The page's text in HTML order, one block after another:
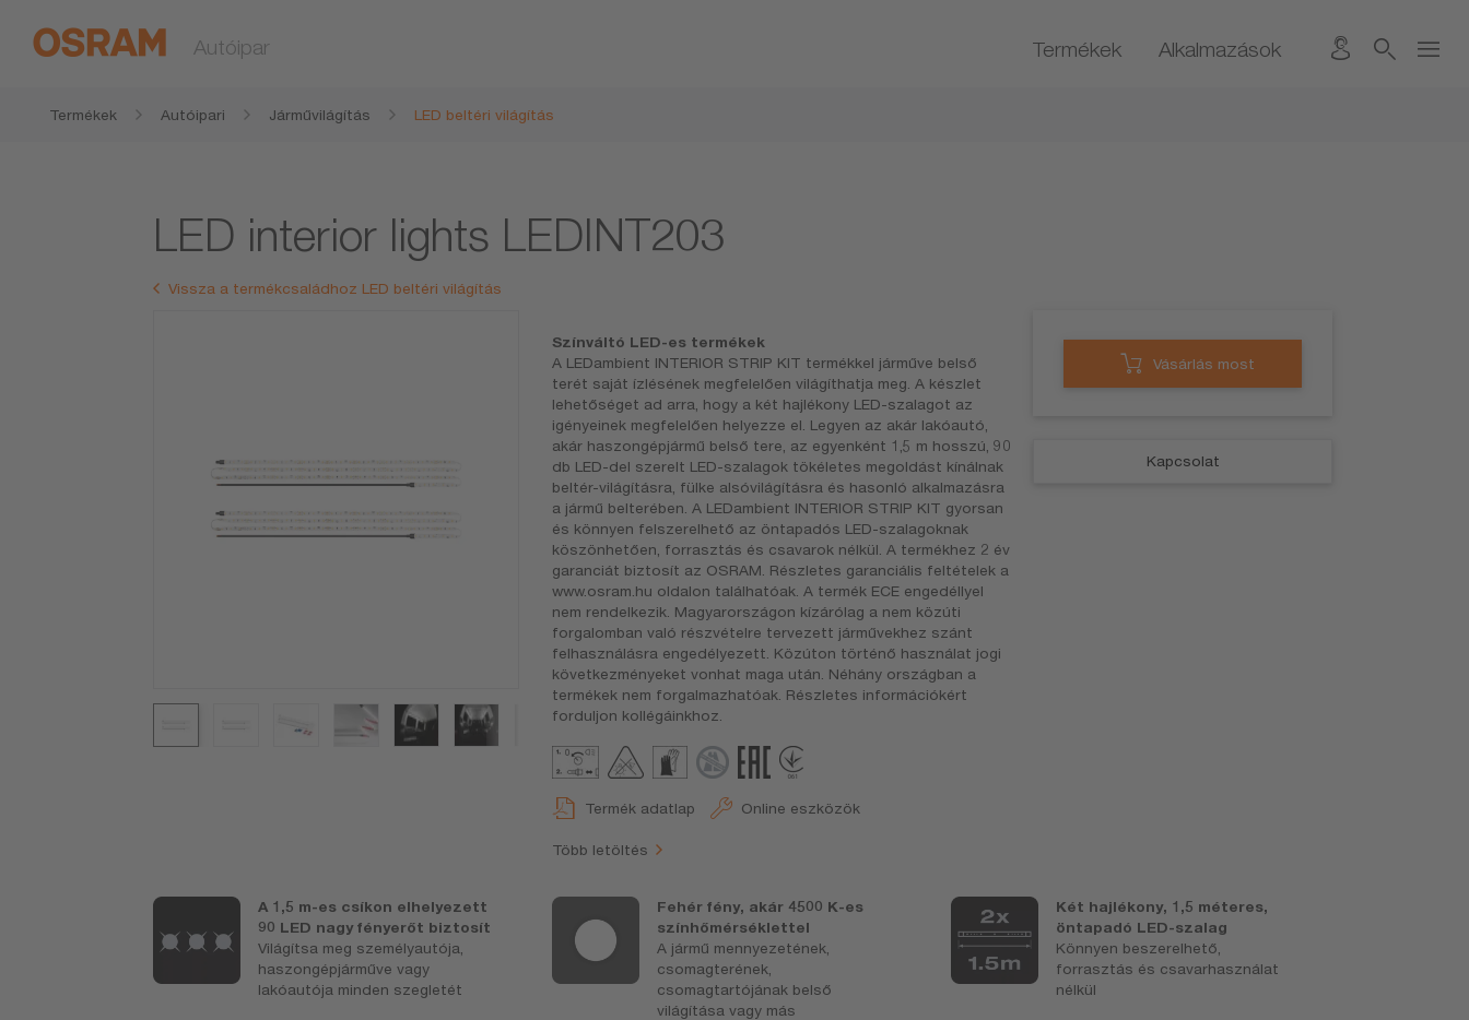
Autóipar Termékek Alkalmazások
Termékek Autóipari Járművilágítás LED beltéri világítás
LED interior lights LEDINT203
Vissza a termékcsaládhoz LED beltéri világítás
Színváltó LED-es termékek
A LEDambient INTERIOR STRIP KIT termékkel járműve belső
terét saját ízlésének megfelelően világíthatja meg. A készlet
lehetőséget ad arra, hogy a két hajlékony LED-szalagot az
igényeinek megfelelően helyezze el. Legyen az akár lakóautó,
akár haszongépjármű belső tere, az egyenként 1,5 m hosszú, 90
db LED-del szerelt LED-szalagok tökéletes megoldást kínálnak
beltér-világításra, fülke alsóvilágításra és hasonló alkalmazásra
a jármű belterében. A LEDambient INTERIOR STRIP KIT gyorsan
és könnyen felszerelhető az öntapadós LED-szalagoknak
köszönhetően, forrasztás és csavarok nélkül. A termékhez 2 év
garanciát biztosít az OSRAM. Részletes garanciális feltételek a
www.osram.hu oldalon találhatóak. A termék ECE engedéllyel
nem rendelkezik. Magyarországon kízárólag a nem közúti
forgalomban való részvételre tervezett járművekhez szánt
felhasználásra engedélyezett. Közúton történő használat jogi
következményeket vonhat maga után. Néhány országban a
termékek nem forgalmazhatóak. Részletes információkért
forduljon kollégáinkhoz.
Termék adatlap Online eszközök
Több letöltés
Vásárlás most
Kapcsolat
A 1,5 m-es csíkon elhelyezett
90 LED nagy fényerőt biztosít
Világítsa meg személyautója,
haszongépjárműve vagy
lakóautója minden szegletét
Fehér fény, akár 4500 K-es
színhőmérséklettel
A jármű mennyezetének,
csomagterének,
csomagtartójának belső
világítása vagy más
Két hajlékony, 1,5 méteres,
öntapadó LED-szalag
Könnyen beszerelhető,
forrasztás és csavarhasználat
nélkül